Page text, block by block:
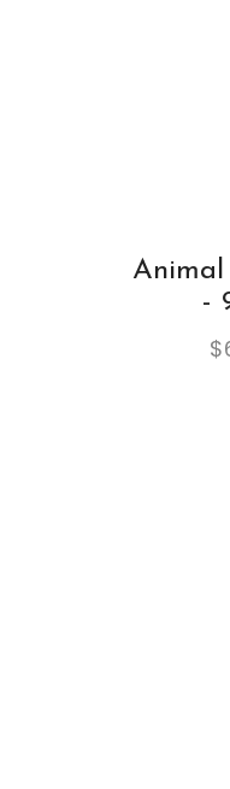
Animal
-
$